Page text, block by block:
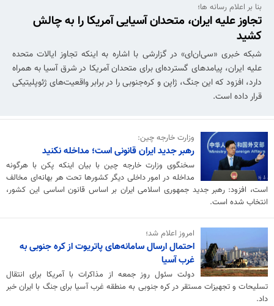
بنا بر اعلام رسانه ها؛
تجاوز علیه ایران، متحدان آسیایی آمریکا را به چالش
کشید
شبکه خبری «سی‌ان‌ای» در گزارشی با اشاره به اینکه تجاوز ایالات متحده
علیه ایران، پیامدهای گسترده‌ای برای متحدان آمریکا در شرق آسیا به همراه
دارد، افزود که این جنگ، ژاپن و کره‌جنوبی را در برابر واقعیت‌های ژئوپلیتیکی
قرار داده است.
وزارت خارجه چین:
رهبر جدید ایران قانونی است؛ مداخله نکنید
سخنگوی وزارت خارجه چین با بیان اینکه پکن با هرگونه
مداخله در امور داخلی دیگر کشورها تحت هر بهانه‌ای مخالف
است، افزود: رهبر جدید جمهوری اسلامی ایران بر اساس قانون اساسی این کشور،
انتخاب شده است.
امروز اعلام شد؛
احتمال ارسال سامانه‌های پاتریوت از کره جنوبی به
غرب آسیا
دولت سئول روز جمعه از مذاکرات با آمریکا برای انتقال
تسلیحات و تجهیزات مستقر در کره جنوبی به منطقه غرب آسیا برای جنگ با ایران خبر
داد.